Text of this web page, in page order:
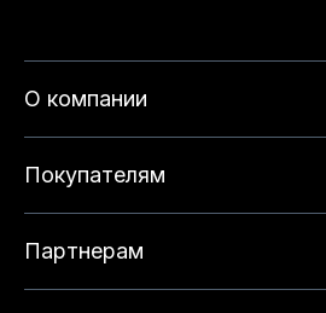
О компании
Покупателям
Партнерам